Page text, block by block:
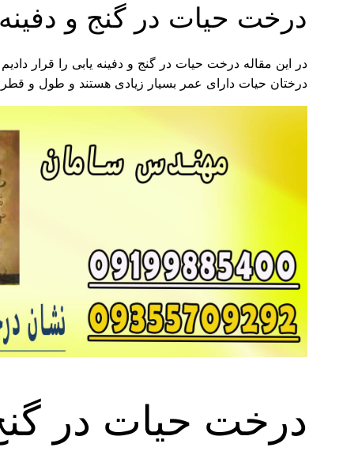
درخت حیات در گنج و
در این مقاله درخت حیات در گنج و دفینه یابی را قرار
درختان حیات دارای عمر بسیار زیادی هستند و طول و
درخت حیات در